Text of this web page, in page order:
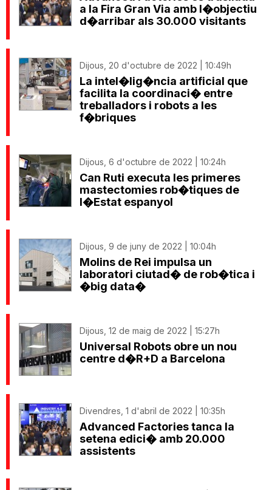
a la Fira Gran Via amb l�objectiu
d�arribar als 30.000 visitants
Dijous, 20 d'octubre de 2022 | 10:49h
La intel�lig�ncia artificial que
facilita la coordinaci� entre
treballadors i robots a les
f�briques
Dijous, 6 d'octubre de 2022 | 10:24h
Can Ruti executa les primeres
mastectomies rob�tiques de
l�Estat espanyol
Dijous, 9 de juny de 2022 | 10:04h
Molins de Rei impulsa un
laboratori ciutad� de rob�tica i
�big data�
Dijous, 12 de maig de 2022 | 15:27h
Universal Robots obre un nou
centre d�R+D a Barcelona
Divendres, 1 d'abril de 2022 | 10:35h
Advanced Factories tanca la
setena edici� amb 20.000
assistents